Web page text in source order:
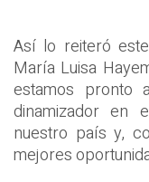
Así lo reiteró
María Luisa
estamos pronto
dinamizador en
nuestro país y,
mejores